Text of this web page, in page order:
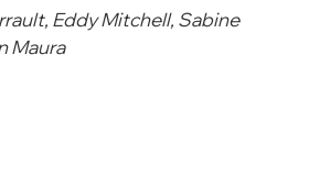
Eddy Mitchell, Sabine
Maura